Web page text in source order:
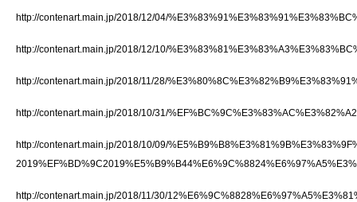
http://contenart.main.jp/2018/12/04/
http://contenart.main.jp/2018/12/10/
http://contenart.main.jp/2018/11/28/
http://contenart.main.jp/2018/10/31/
http://contenart.main.jp/2018/10/09/
http://contenart.main.jp/2018/11/30/